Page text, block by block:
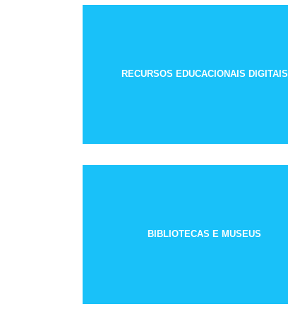
RECURSOS EDUCACIONAIS DIGITAIS
BIBLIOTECAS E MUSEUS